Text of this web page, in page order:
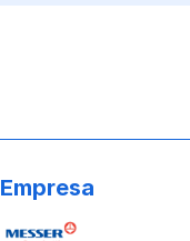
Empresa